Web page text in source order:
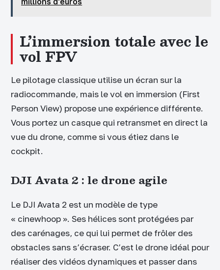
L’immersion totale avec le
vol FPV
Le pilotage classique utilise un écran sur la
radiocommande, mais le vol en immersion (First
Person View) propose une expérience différente.
Vous portez un casque qui retransmet en direct la
vue du drone, comme si vous étiez dans le
cockpit.
DJI Avata 2 : le drone agile
Le DJI Avata 2 est un modèle de type
« cinewhoop ». Ses hélices sont protégées par
des carénages, ce qui lui permet de frôler des
obstacles sans s’écraser. C’est le drone idéal pour
réaliser des vidéos dynamiques et passer dans